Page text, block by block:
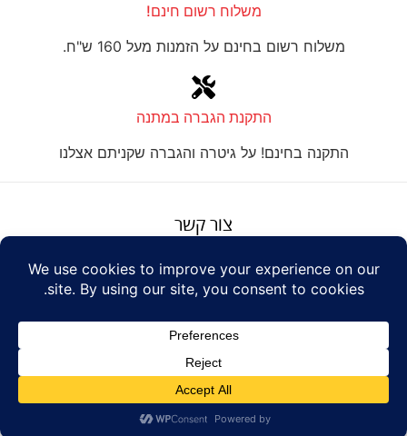
משלוח רשום חינם!
משלוח רשום בחינם על הזמנות מעל 160 ש"ח.
התקנת הגברה במתנה
התקנה בחינם! על גיטרה והגברה שקניתם אצלנו
צור קשר
על טנור
Youtube
© Tenor Music
Ltd
Design: Eshel